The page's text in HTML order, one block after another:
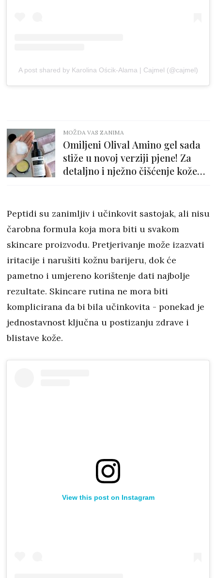
A post shared by Karolina Ościk-Alama | Cajmel (@cajmel)
MOŽDA VAS ZANIMA
Omiljeni Olival Amino gel sada
stiže u novoj verziji pjene! Za
detaljno i nježno čišćenje kože
Peptidi su zanimljiv i učinkovit sastojak, ali nisu
čarobna formula koja mora biti u svakom
skincare proizvodu. Pretjerivanje može izazvati
iritacije i narušiti kožnu barijeru, dok će
pametno i umjereno korištenje dati najbolje
rezultate. Skincare rutina ne mora biti
komplicirana da bi bila učinkovita - ponekad je
jednostavnost ključna u postizanju zdrave i
blistave kože.
View this post on Instagram